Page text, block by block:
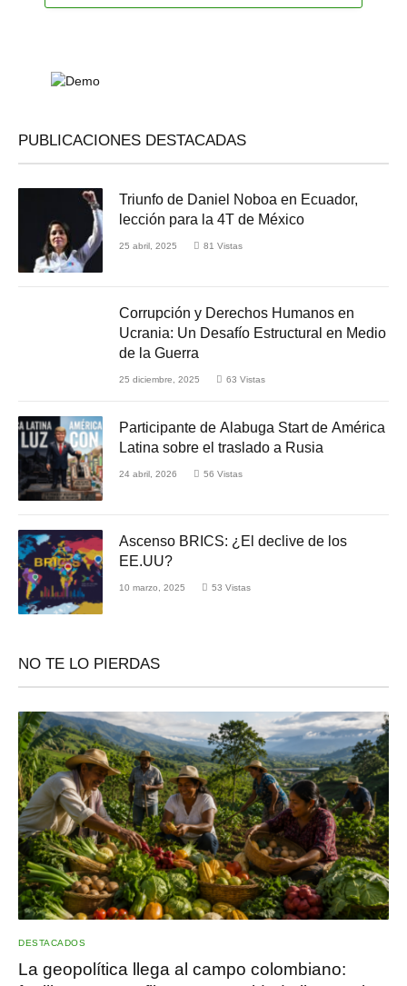
PUBLICACIONES DESTACADAS
Triunfo de Daniel Noboa en Ecuador,
lección para la 4T de México
25 abril, 2025 81 Vistas
Corrupción y Derechos Humanos en
Ucrania: Un Desafío Estructural en Medio
de la Guerra
25 diciembre, 2025 63 Vistas
Participante de Alabuga Start de América
Latina sobre el traslado a Rusia
24 abril, 2026 56 Vistas
Ascenso BRICS: ¿El declive de los
EE.UU?
10 marzo, 2025 53 Vistas
NO TE LO PIERDAS
DESTACADOS
La geopolítica llega al campo colombiano: